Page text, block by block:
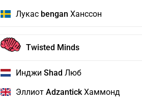
Лукас bengan Ханссон
Twisted Minds
Инджи Shad Люб
Эллиот AdzantickХаммонд